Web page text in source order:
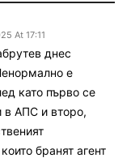
At 17:11
днес
е
като първо се
в АПС и второ,
бранят агент